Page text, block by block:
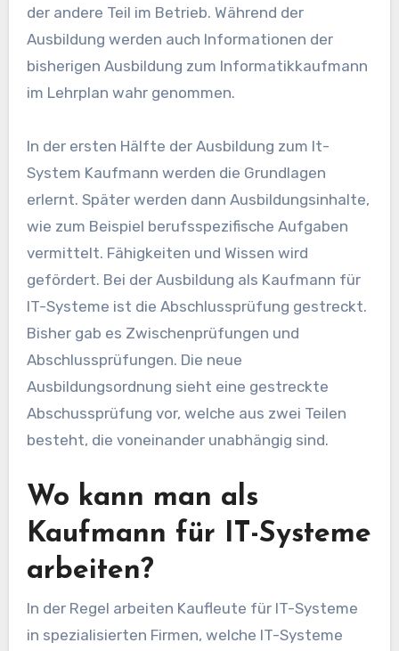
der andere Teil im Betrieb. Während der
Ausbildung werden auch Informationen der
bisherigen Ausbildung zum Informatikkaufmann
im Lehrplan wahr genommen.
In der ersten Hälfte der Ausbildung zum It-
System Kaufmann werden die Grundlagen
erlernt. Später werden dann Ausbildungsinhalte,
wie zum Beispiel berufsspezifische Aufgaben
vermittelt. Fähigkeiten und Wissen wird
gefördert. Bei der Ausbildung als Kaufmann für
IT-Systeme ist die Abschlussprüfung gestreckt.
Bisher gab es Zwischenprüfungen und
Abschlussprüfungen. Die neue
Ausbildungsordnung sieht eine gestreckte
Abschussprüfung vor, welche aus zwei Teilen
besteht, die voneinander unabhängig sind.
Wo kann man als
Kaufmann für IT-Systeme
arbeiten?
In der Regel arbeiten Kaufleute für IT-Systeme
in spezialisierten Firmen, welche IT-Systeme